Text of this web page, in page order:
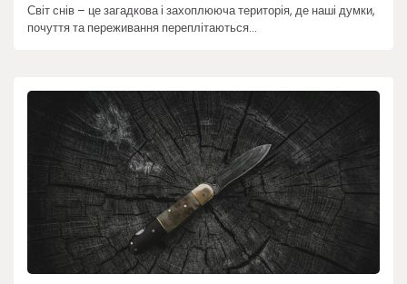
Світ снів – це загадкова і захоплююча територія, де наші думки,
почуття та переживання переплітаються…